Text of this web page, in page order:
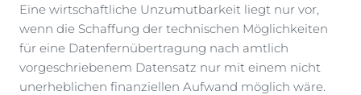
Eine wirtschaftliche Unzumutbarkeit liegt nur vor,
wenn die Schaffung der technischen Möglichkeiten
für eine Datenfernübertragung nach amtlich
vorgeschriebenem Datensatz nur mit einem nicht
unerheblichen finanziellen Aufwand möglich wäre.